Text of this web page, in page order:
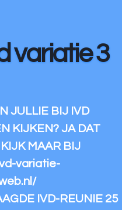
variatie 3
JULLIE BIJ IVD
KIJKEN? JA DAT
KIJK MAAR BIJ
variatie-
IVD-REUNIE 25